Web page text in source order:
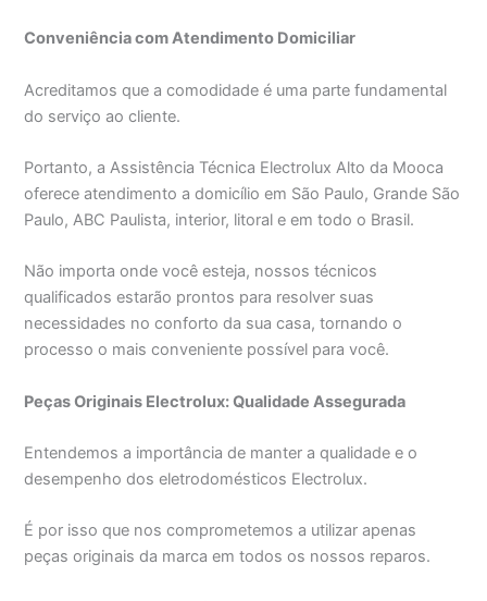
Conveniência com Atendimento Domiciliar
Acreditamos que a comodidade é uma parte fundamental
do serviço ao cliente.
Portanto, a Assistência Técnica Electrolux Alto da Mooca
oferece atendimento a domicílio em São Paulo, Grande São
Paulo, ABC Paulista, interior, litoral e em todo o Brasil.
Não importa onde você esteja, nossos técnicos
qualificados estarão prontos para resolver suas
necessidades no conforto da sua casa, tornando o
processo o mais conveniente possível para você.
Peças Originais Electrolux: Qualidade Assegurada
Entendemos a importância de manter a qualidade e o
desempenho dos eletrodomésticos Electrolux.
É por isso que nos comprometemos a utilizar apenas
peças originais da marca em todos os nossos reparos.